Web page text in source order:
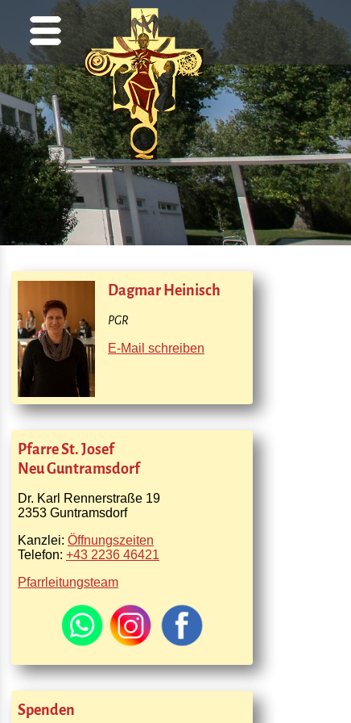
Dagmar Heinisch
PGR
E-Mail schreiben
Pfarre St. Josef
Neu Guntramsdorf
Dr. Karl Rennerstraße 19
2353 Guntramsdorf
Kanzlei: Öffnungszeiten
Telefon: +43 2236 46421
Pfarrleitungsteam
Spenden